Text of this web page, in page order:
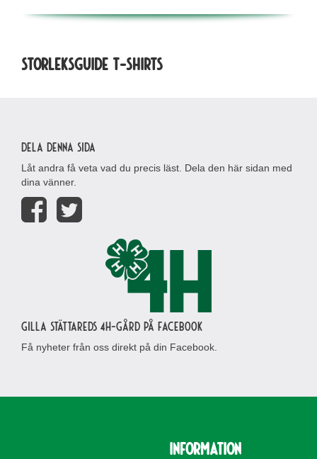
Storleksguide T-shirts
Dela denna sida
Låt andra få veta vad du precis läst. Dela den här sidan med
dina vänner.
Gilla Stättareds 4H-gård på Facebook
Få nyheter från oss direkt på din Facebook.
Information